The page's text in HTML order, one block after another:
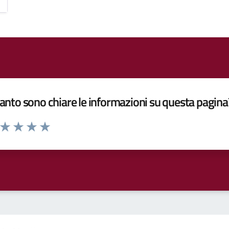
sono chiare le informazioni su questa
da 1 a 5 stelle la pagina